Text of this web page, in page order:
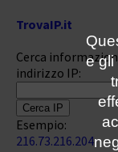
TrovaIP.it
Cerca
indirizzo IP:
Esempio:
216.73.216.204
e gli